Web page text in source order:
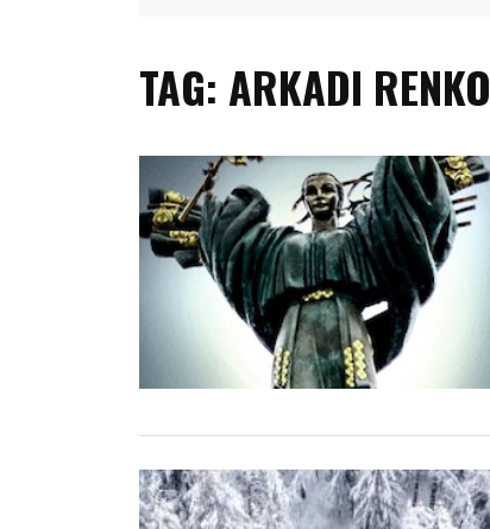
TAG: ARKADI RENKO